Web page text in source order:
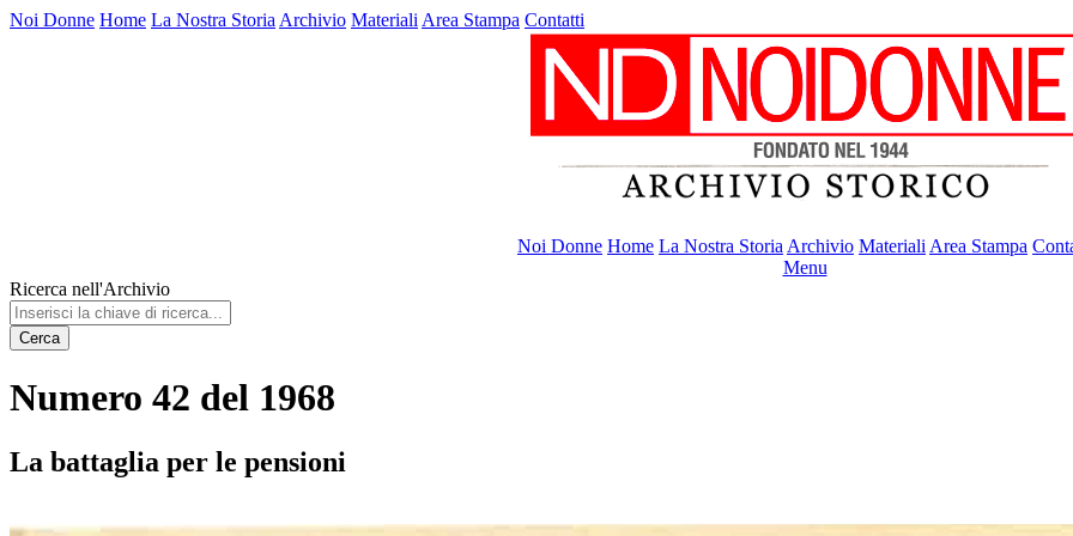
Noi Donne Home La Nostra Storia Archivio Materiali Area Stampa Contatti
Noi Donne Home La Nostra Storia Archivio Materiali Area Stampa
Menu
Ricerca nell'Archivio
Cerca
Numero 42 del 1968
La battaglia per le pensioni